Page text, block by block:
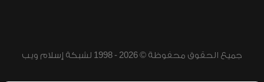
جميع الحقوق محفوظة © 2026 - 1998 لشبكة إسلام ويب